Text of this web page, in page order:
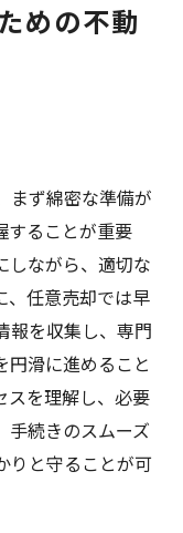
めの不動
まず綿密な準備が
することが重要
しながら、適切な
、任意売却では早
報を収集し、専門
円滑に進めること
スを理解し、必要
手続きのスムーズ
りと守ることが可